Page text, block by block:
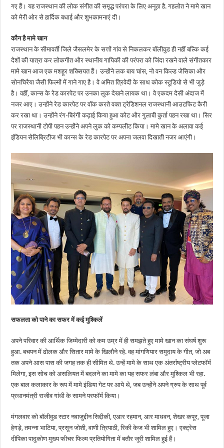
गए हैं। यह राजस्थान की लोक संगीत की समृद्ध परंपरा के लिए अनूठा है. गहलोत ने मामे खान
को मेरी ओर से हार्दिक बधाई और शुभकामनाएं दी।
कौन है मामे खान
राजस्थान के सीमावर्ती जिले जैसलमेर के सत्तों गांव से निकलकर बॉलीवुड ही नहीं बल्कि कई
देशों की यात्रा कर लोकगीत और स्थानीय गायिकी की परंपरा को जिंदा रखने वाले संगीतकार
मामे खान आज एक मशहूर शख्सियत हैं। उन्होंने लक बाय चांस, नो वन किल्ड जेसिका और
सोनचिरैया जैसी फिल्मों में गाने गाए है। वे अमित त्रिवेदी के साथ कोक स्टूडियो से भी जुड़े
है। वहीं, कान्स के रेड कारपेट पर उनका लुक देखने लायक था। वे एकदम देसी अंदाज में
नजर आए। उन्होंने रेड कारपेट पर वॉक करते वक्त ट्रेडिशनल राजस्थानी आउटफिट कैरी
कर रखा था। उन्होंने रंग-बिरंगी कढ़ाई किया हुआ कोट और गुलाबी कुर्ता पहन रखा था। सिर
पर राजस्थानी टोपी पहन उन्होंने अपने लुक को कम्पलीट किया। मामे खान के अलावा कई
इंडियन सेलिब्रिटीज भी कान्स के रेड कारपेट पर अपना जलवा दिखाती नजर आएंगी।
सफलता को पाने का सफर में कई मुश्किलें
अपने परिवार की आर्थिक जिम्मेदारी को कम उम्र में ही समझते हुए मामे खान का संघर्ष शुरू
हुआ. बचपन में ढोलक और सितार मामे के खिलौने रहे. वह मांगणियार समुदाय के गीत, जो अब
तक अपने आस पास की जगह तक ही सीमित थे. उन्हें मामे के साथ एक अंतर्राष्ट्रीय प्लेटफॉर्म
मिलेगा, इस सोच को असलियत में बदलने का मामे का यह सफर लंबा और मुश्किल भी रहा.
एक बाल कलाकार के रूप में मामे इंडिया गेट पर आये थे, जब उन्होंने अपने ग्रुप के साथ पूर्व
प्रधानमंत्री राजीव गांधी के सामने परफॉर्म किया।
मंगलवार को बॉलीवुड स्टार नवाजुद्दीन सिद्दीकी, एआर रहमान, आर माधवन, शेखर कपूर, पूजा
हेगड़े, तमन्ना भाटिया, प्रसून जोशी, वाणी त्रिपाठी, रिकी केज भी शामिल हुए। एक्ट्रेस
दीपिका पादुकोण मुख्य फीचर फिल्म प्रतियोगिता में बतौर जूरी शामिल हुई हैं।